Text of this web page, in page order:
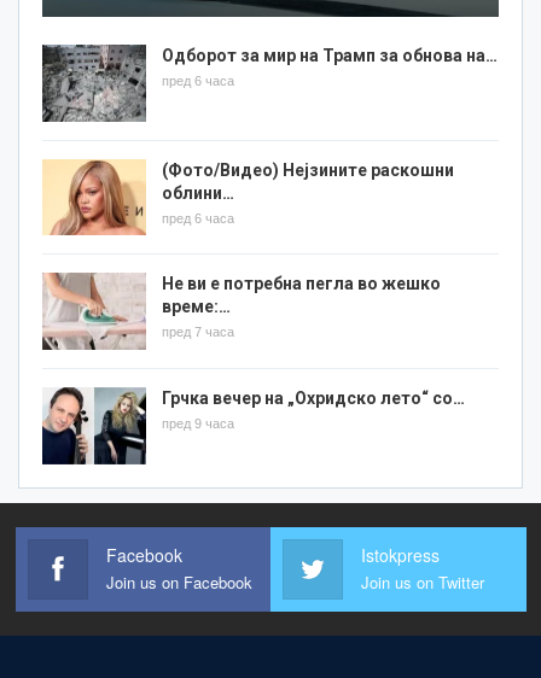
Одборот за мир на Трамп за обнова на…
пред 6 часа
(Фото/Видео) Нејзините раскошни
облини…
пред 6 часа
Не ви е потребна пегла во жешко
време:…
пред 7 часа
Грчка вечер на „Охридско лето“ со…
пред 9 часа
Facebook
Join us on Facebook
Istokpress
Join us on Twitter